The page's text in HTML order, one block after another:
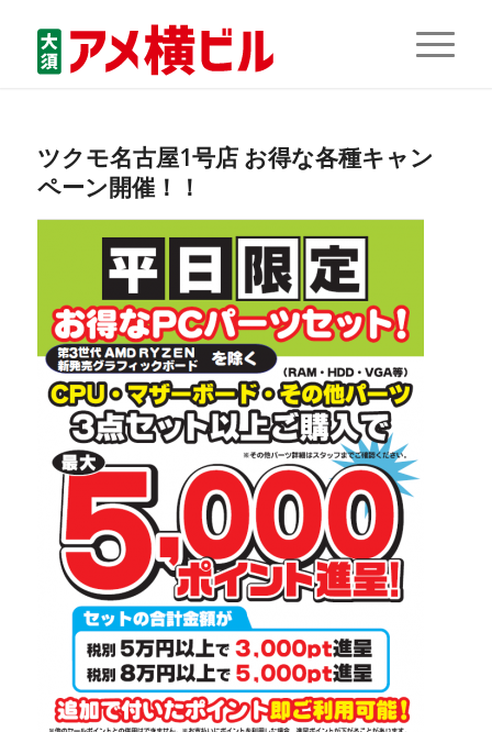
ツクモ名古屋1号店 お得な各種キャン
ペーン開催！！